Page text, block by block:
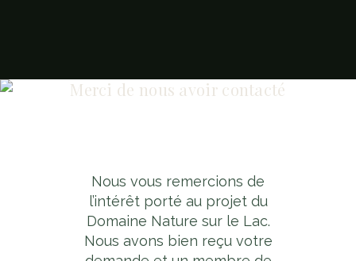
Merci de nous avoir contacté
Nous vous remercions de
l’intérêt porté au projet du
Domaine Nature sur le Lac.
Nous avons bien reçu votre